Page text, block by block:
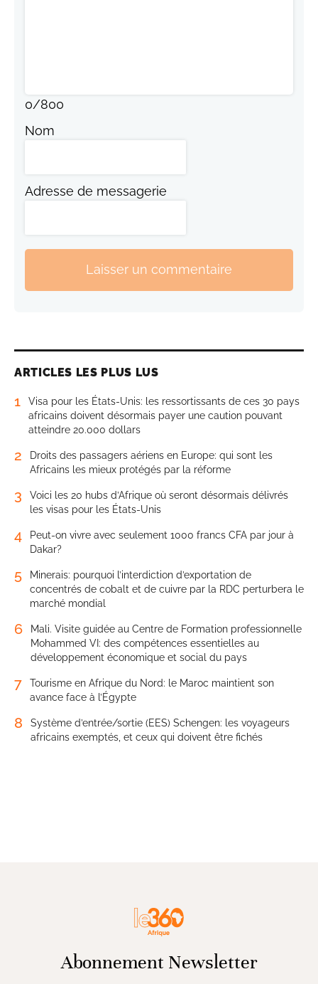
0/800
Nom
Adresse de messagerie
Laisser un commentaire
ARTICLES LES PLUS LUS
1
Visa pour les États-Unis: les ressortissants de ces 30 pays
africains doivent désormais payer une caution pouvant
atteindre 20.000 dollars
2
Droits des passagers aériens en Europe: qui sont les
Africains les mieux protégés par la réforme
3
Voici les 20 hubs d’Afrique où seront désormais délivrés
les visas pour les États-Unis
4
Peut-on vivre avec seulement 1000 francs CFA par jour à
Dakar?
5
Minerais: pourquoi l’interdiction d’exportation de
concentrés de cobalt et de cuivre par la RDC perturbera le
marché mondial
6
Mali. Visite guidée au Centre de Formation professionnelle
Mohammed VI: des compétences essentielles au
développement économique et social du pays
7
Tourisme en Afrique du Nord: le Maroc maintient son
avance face à l’Égypte
8
Système d’entrée/sortie (EES) Schengen: les voyageurs
africains exemptés, et ceux qui doivent être fichés
Abonnement Newsletter